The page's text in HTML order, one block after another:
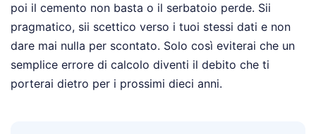
poi il cemento non basta o il serbatoio perde. Sii
pragmatico, sii scettico verso i tuoi stessi dati e non
dare mai nulla per scontato. Solo così eviterai che un
semplice errore di calcolo diventi il debito che ti
porterai dietro per i prossimi dieci anni.